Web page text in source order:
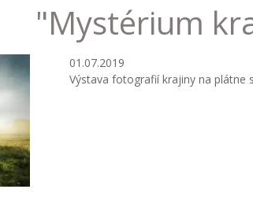
"Mystérium
01.07.2019
Výstava fotografií krajiny na plátne